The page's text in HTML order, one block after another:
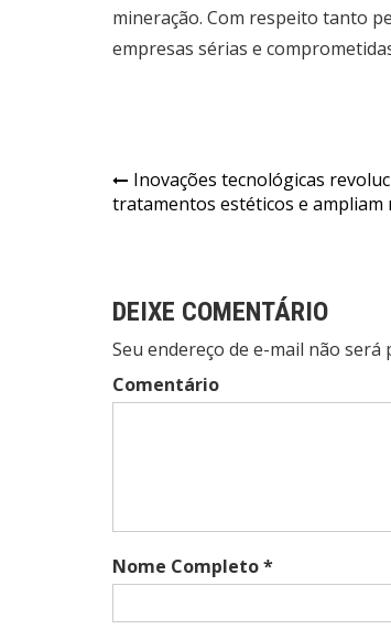
mineração. Com respeito tanto
empresas sérias e
Navegação
de
Inovações tecnológicas
tratamentos estéticos e ampliam
DEIXE COMENTÁRIO
Seu endereço de e-mail não será
Comentário
Nome Completo *